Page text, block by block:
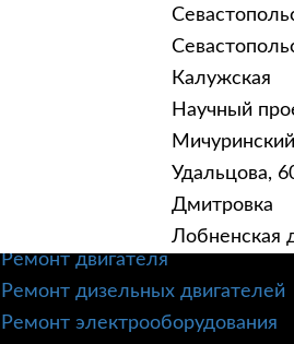
Калужская
Научный
Мичуринский
Удальцова,
Дмитровка
Лобненская
Техническое обслуживание
Ремонт трансмиссии
Ремонт двигателя
Ремонт дизельных двигателей
Ремонт электрооборудования